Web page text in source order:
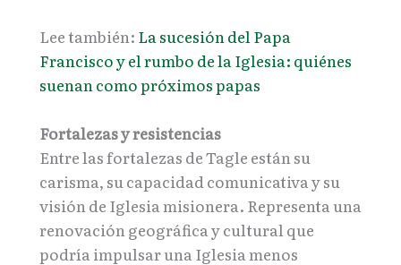
Lee también: La sucesión del Papa
Francisco y el rumbo de la Iglesia: quiénes
suenan como próximos papas
Fortalezas y resistencias
Entre las fortalezas de Tagle están su
carisma, su capacidad comunicativa y su
visión de Iglesia misionera. Representa una
renovación geográfica y cultural que
podría impulsar una Iglesia menos